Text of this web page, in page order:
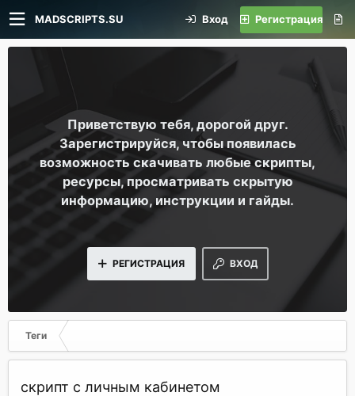
MADSCRIPTS.SU Вход Регистрация
Приветствую тебя, дорогой друг.
Зарегистрируйся, чтобы появилась
возможность скачивать любые скрипты,
ресурсы, просматривать скрытую
информацию, инструкции и гайды.
ВХОД
РЕГИСТРАЦИЯ
Теги
скрипт с личным кабинетом